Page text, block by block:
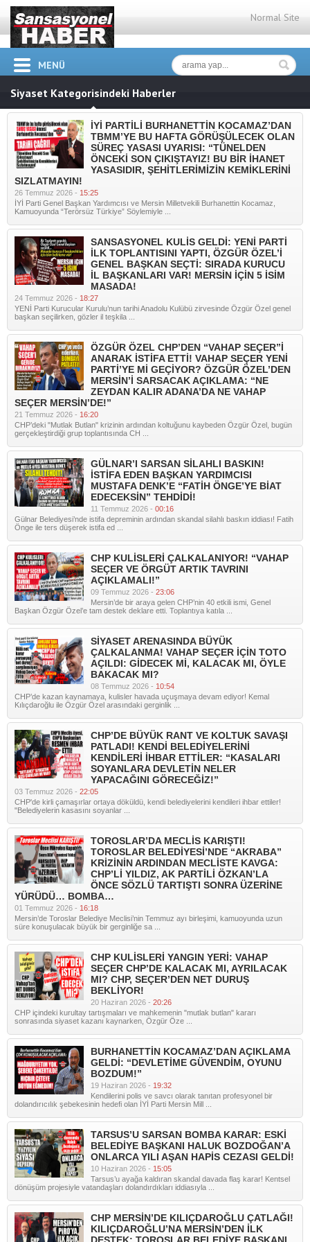
Normal Site
MENÜ
Siyaset Kategorisindeki Haberler
İYİ PARTİLİ BURHANETTİN KOCAMAZ’DAN
TBMM’YE BU HAFTA GÖRÜŞÜLECEK OLAN
SÜREÇ YASASI UYARISI: “TÜNELDEN
ÖNCEKİ SON ÇIKIŞTAYIZ! BU BİR İHANET
YASASIDIR, ŞEHİTLERİMİZİN KEMİKLERİNİ
SIZLATMAYIN!
26 Temmuz 2026 - 15:25
İYİ Parti Genel Başkan Yardımcısı ve Mersin Milletvekili Burhanettin Kocamaz,
Kamuoyunda “Terörsüz Türkiye” Söylemiyle ...
SANSASYONEL KULİS GELDİ: YENİ PARTİ
İLK TOPLANTISINI YAPTI, ÖZGÜR ÖZEL’İ
GENEL BAŞKAN SEÇTİ: SIRADA KURUCU
İL BAŞKANLARI VAR! MERSİN İÇİN 5 İSİM
MASADA!
24 Temmuz 2026 - 18:27
YENİ Parti Kurucular Kurulu’nun tarihi Anadolu Kulübü zirvesinde Özgür Özel genel
başkan seçilirken, gözler il teşkila ...
ÖZGÜR ÖZEL CHP’DEN “VAHAP SEÇER”İ
ANARAK İSTİFA ETTİ! VAHAP SEÇER YENİ
PARTİ’YE Mİ GEÇİYOR? ÖZGÜR ÖZEL’DEN
MERSİN’İ SARSACAK AÇIKLAMA: “NE
ZEYDAN KALIR ADANA’DA NE VAHAP
SEÇER MERSİN’DE!”
21 Temmuz 2026 - 16:20
CHP’deki "Mutlak Butlan" krizinin ardından koltuğunu kaybeden Özgür Özel, bugün
gerçekleştirdiği grup toplantısında CH ...
GÜLNAR’I SARSAN SİLAHLI BASKIN!
İSTİFA EDEN BAŞKAN YARDIMCISI
MUSTAFA DENK’E “FATİH ÖNGE’YE BİAT
EDECEKSİN” TEHDİDİ!
11 Temmuz 2026 - 00:16
Gülnar Belediyesi’nde istifa depreminin ardından skandal silahlı baskın iddiası! Fatih
Önge ile ters düşerek istifa ed ...
CHP KULİSLERİ ÇALKALANIYOR! “VAHAP
SEÇER VE ÖRGÜT ARTIK TAVRINI
AÇIKLAMALI!”
09 Temmuz 2026 - 23:06
Mersin’de bir araya gelen CHP’nin 40 etkili ismi, Genel
Başkan Özgür Özel’e tam destek deklare etti. Toplantıya katıla ...
SİYASET ARENASINDA BÜYÜK
ÇALKALANMA! VAHAP SEÇER İÇİN TOTO
AÇILDI: GİDECEK Mİ, KALACAK MI, ÖYLE
BAKACAK MI?
08 Temmuz 2026 - 10:54
CHP’de kazan kaynamaya, kulisler havada uçuşmaya devam ediyor! Kemal
Kılıçdaroğlu ile Özgür Özel arasındaki gerginlik ...
CHP’DE BÜYÜK RANT VE KOLTUK SAVAŞI
PATLADI! KENDİ BELEDİYELERİNİ
KENDİLERİ İHBAR ETTİLER: “KASALARI
SOYANLARA DEVLETİN NELER
YAPACAĞINI GÖRECEĞİZ!”
03 Temmuz 2026 - 22:05
CHP'de kirli çamaşırlar ortaya döküldü, kendi belediyelerini kendileri ihbar ettiler!
"Belediyelerin kasasını soyanlar ...
TOROSLAR’DA MECLİS KARIŞTI!
TOROSLAR BELEDİYESİ’NDE “AKRABA”
KRİZİNİN ARDINDAN MECLİSTE KAVGA:
CHP’Lİ YILDIZ, AK PARTİLİ ÖZKAN’LA
ÖNCE SÖZLÜ TARTIŞTI SONRA ÜZERİNE
YÜRÜDÜ… BOMBA…
01 Temmuz 2026 - 16:18
Mersin’de Toroslar Belediye Meclisi’nin Temmuz ayı birleşimi, kamuoyunda uzun
süre konuşulacak büyük bir gerginliğe sa ...
CHP KULİSLERİ YANGIN YERİ: VAHAP
SEÇER CHP’DE KALACAK MI, AYRILACAK
MI? CHP, SEÇER’DEN NET DURUŞ
BEKLİYOR!
20 Haziran 2026 - 20:26
CHP içindeki kurultay tartışmaları ve mahkemenin "mutlak butlan" kararı
sonrasında siyaset kazanı kaynarken, Özgür Öze ...
BURHANETTİN KOCAMAZ’DAN AÇIKLAMA
GELDİ: “DEVLETİME GÜVENDİM, OYUNU
BOZDUM!”
19 Haziran 2026 - 19:32
Kendilerini polis ve savcı olarak tanıtan profesyonel bir
dolandırıcılık şebekesinin hedefi olan İYİ Parti Mersin Mill ...
TARSUS’U SARSAN BOMBA KARAR: ESKİ
BELEDİYE BAŞKANI HALUK BOZDOĞAN’A
ONLARCA YILI AŞAN HAPİS CEZASI GELDİ!
10 Haziran 2026 - 15:05
Tarsus’u ayağa kaldıran skandal davada flaş karar! Kentsel
dönüşüm projesiyle vatandaşları dolandırdıkları iddiasıyla ...
CHP MERSİN’DE KILIÇDAROĞLU ÇATLAĞI!
KILIÇDAROĞLU’NA MERSİN’DEN İLK